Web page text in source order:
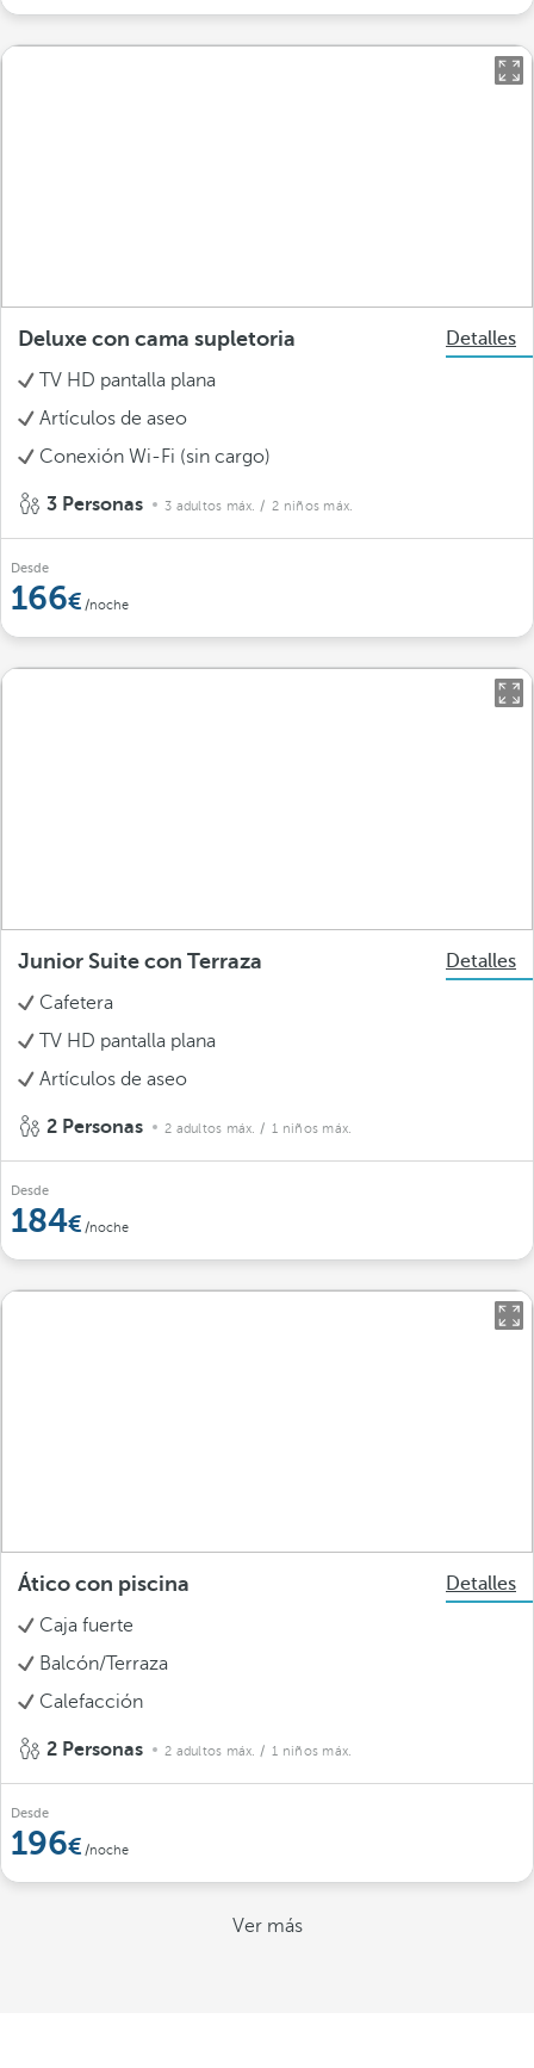
Deluxe con cama supletoria
Detalles
TV HD pantalla plana
Artículos de aseo
Conexión Wi-Fi (sin cargo)
3 Personas 3 adultos máx. / 2 niños máx.
Desde
166 /noche
Junior Suite con Terraza
Detalles
Cafetera
TV HD pantalla plana
Artículos de aseo
2 Personas 2 adultos máx. / 1 niños máx.
Desde
184 /noche
Ático con piscina
Detalles
Caja fuerte
Balcón/Terraza
Calefacción
2 Personas 2 adultos máx. / 1 niños máx.
Desde
196 /noche
Ver más